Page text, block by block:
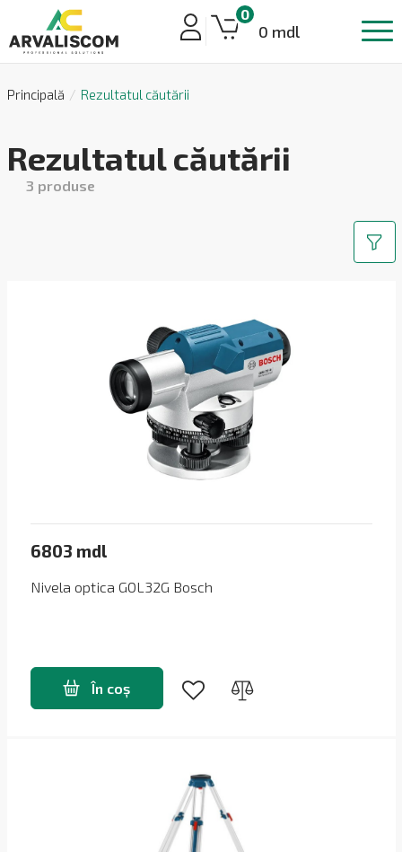
0
0 mdl
Principală Rezultatul căutării
Rezultatul căutării
3 produse
6803 mdl
Nivela оptica GOL32G Bosch
În coș